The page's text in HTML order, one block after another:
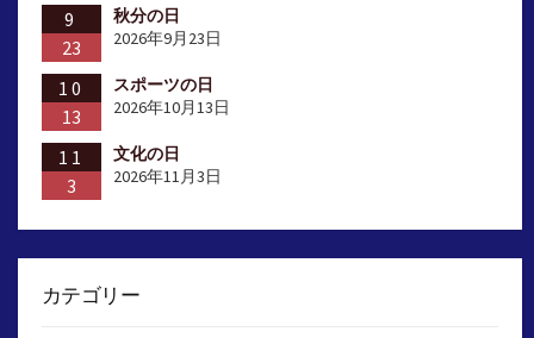
9
23
秋分の日
2026年9月23日
10
13
スポーツの日
2026年10月13日
11
3
文化の日
2026年11月3日
カテゴリー